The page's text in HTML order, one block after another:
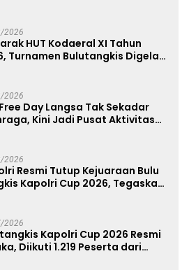
2026
HUT Kodaeral XI Tahun
Turnamen Bulutangkis Digelar
2026
Day Langsa Tak Sekadar
Kini Jadi Pusat Aktivitas
2026
Resmi Tutup Kejuaraan Bulu
Kapolri Cup 2026, Tegaskan
2026
Kapolri Cup 2026 Resmi
Diikuti 1.219 Peserta dari